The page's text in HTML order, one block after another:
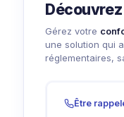
Découvrez
Gérez votre
une solution qui
réglementaires,
Être